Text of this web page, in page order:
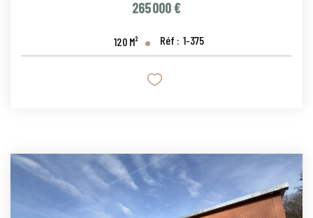
265 000 €
120 M² Réf : 1-375